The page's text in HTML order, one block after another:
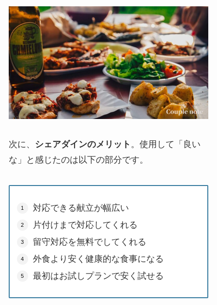
次に、 シェアダインのメリット 。使用して「良い
な」と感じたのは以下の部分です。
対応できる献立が幅広い
片付けまで対応してくれる
留守対応を無料でしてくれる
外食より安く健康的な食事になる
最初はお試しプランで安く試せる